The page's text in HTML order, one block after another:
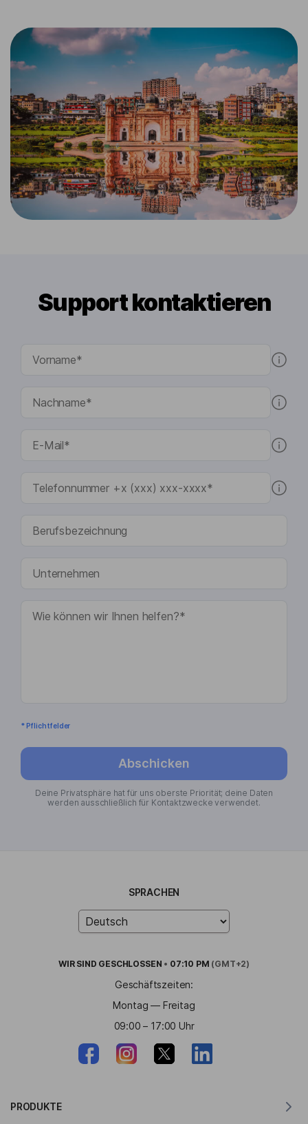
Support kontaktieren
* Pflichtfelder
Abschicken
Deine Privatsphäre hat für uns oberste Priorität; deine Daten
werden ausschließlich für Kontaktzwecke verwendet.
SPRACHEN
WIR SIND GESCHLOSSEN • 07:10 PM (GMT+2)
Geschäftszeiten:
Montag — Freitag
09:00 – 17:00 Uhr
PRODUKTE